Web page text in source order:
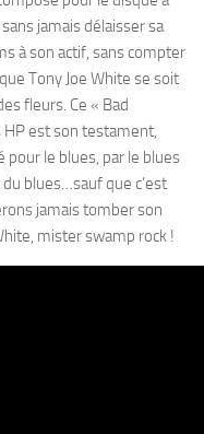
jamais délaisser sa
à son actif, sans compter
Tony Joe White se soit
fleurs. Ce « Bad
HP est son testament,
pour le blues, par le blues
blues…sauf que c’est
jamais tomber son
mister swamp rock !